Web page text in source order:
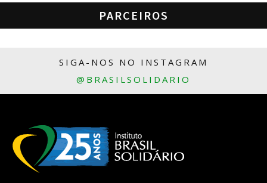
PARCEIROS
SIGA-NOS NO INSTAGRAM
@BRASILSOLIDARIO